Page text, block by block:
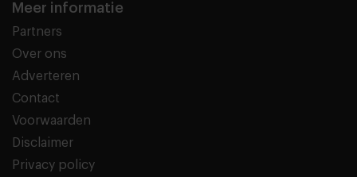
Meer informatie
Partners
Over ons
Adverteren
Contact
Voorwaarden
Disclaimer
Privacy policy